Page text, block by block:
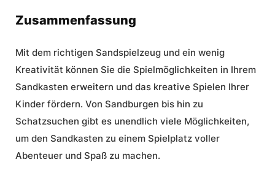
Zusammenfassung
Mit dem richtigen Sandspielzeug und ein wenig
Kreativität können Sie die Spielmöglichkeiten in Ihrem
Sandkasten erweitern und das kreative Spielen Ihrer
Kinder fördern. Von Sandburgen bis hin zu
Schatzsuchen gibt es unendlich viele Möglichkeiten,
um den Sandkasten zu einem Spielplatz voller
Abenteuer und Spaß zu machen.